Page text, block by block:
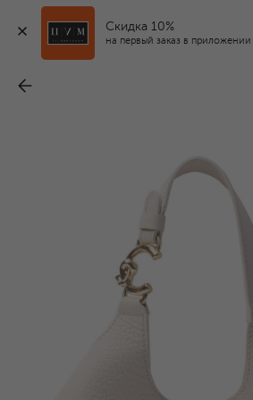
Скидка 10%
на первый заказ в приложении